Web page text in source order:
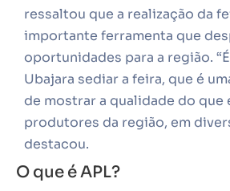
ressaltou que a realização da
importante ferramenta que
oportunidades para a região.
Ubajara sediar a feira, que é
de mostrar a qualidade do que
produtores da região, em
destacou.
O que é APL?